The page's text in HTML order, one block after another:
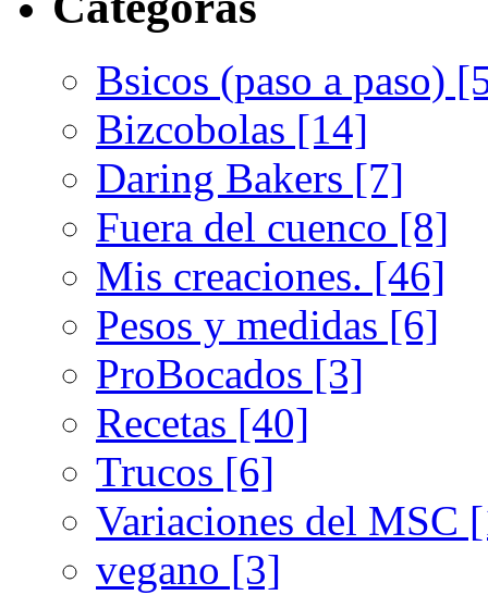
Bsicos (paso a paso)
Bizcobolas [14]
Daring Bakers [7]
Fuera del cuenco [8]
Mis creaciones. [46]
Pesos y medidas [6]
ProBocados [3]
Recetas [40]
Trucos [6]
Variaciones del MSC
vegano [3]